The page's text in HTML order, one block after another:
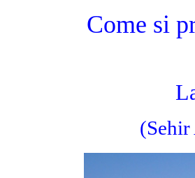
Come si
(Sehir